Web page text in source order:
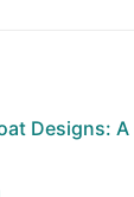
Designs: